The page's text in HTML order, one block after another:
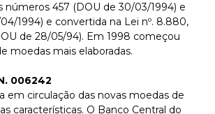
números 457 (DOU de 30/03/1994) e
1994) e convertida na Lei nº. 8.880,
de 28/05/94). Em 1998 começou
moedas mais elaboradas.
006242
em circulação das novas moedas de
características. O Banco Central do